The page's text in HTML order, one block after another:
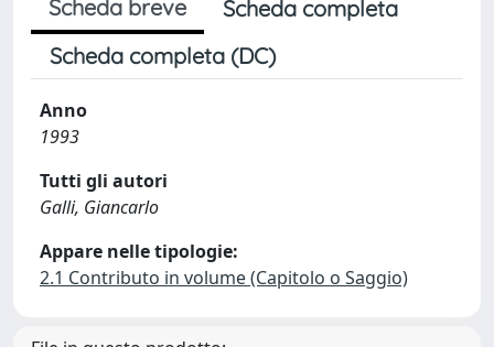
Scheda breve
Scheda completa
Scheda completa (DC)
Anno
1993
Tutti gli autori
Galli, Giancarlo
Appare nelle tipologie:
2.1 Contributo in volume (Capitolo o Saggio)